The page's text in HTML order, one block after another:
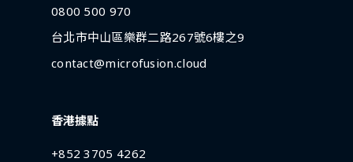
0800 500 970
台北市中山區樂群二路267號6樓之9
contact@microfusion.cloud
香港據點
+852 3705 4262